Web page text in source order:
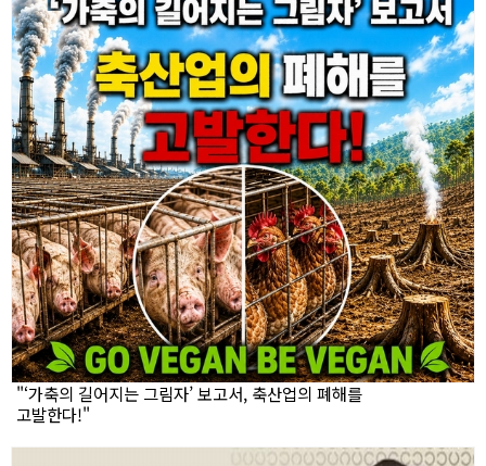
"‘가축의 길어지는 그림자’ 보고서, 축산업의 폐해를
고발한다!"